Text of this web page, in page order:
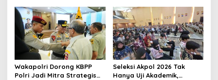
Jadi Solusi
Wakapolri Dorong KBPP
Polri Jadi Mitra Strategis
Seleksi Akpol 2026 Tak
Hanya Uji Akademik,